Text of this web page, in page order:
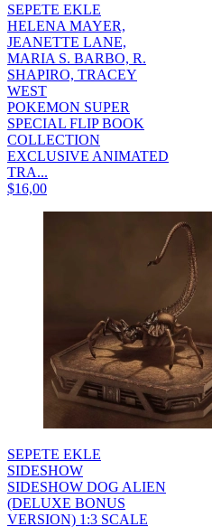
SEPETE EKLE
HELENA MAYER,
JEANETTE LANE,
MARIA S. BARBO, R.
SHAPIRO, TRACEY
WEST
POKEMON SUPER
SPECIAL FLIP BOOK
COLLECTION
EXCLUSIVE ANIMATED
TRA...
$16,00
SEPETE EKLE
SIDESHOW
SIDESHOW DOG ALIEN
(DELUXE BONUS
VERSION) 1:3 SCALE